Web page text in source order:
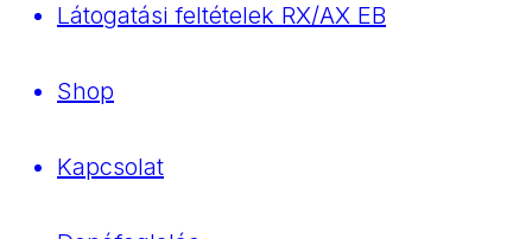
Látogatási feltételek RX/AX EB
Shop
Kapcsolat